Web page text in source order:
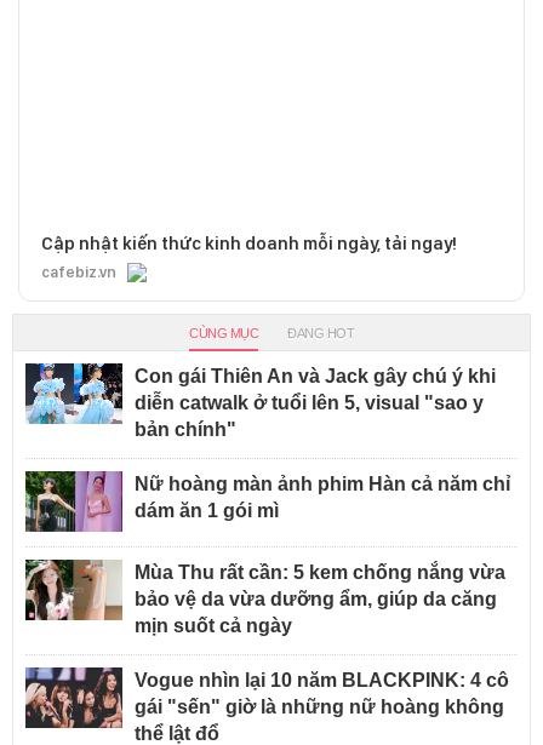
Cập nhật kiến thức kinh doanh mỗi ngày, tải ngay!
cafebiz.vn
CÙNG MỤC ĐANG HOT
Con gái Thiên An và Jack gây chú ý khi
diễn catwalk ở tuổi lên 5, visual "sao y
bản chính"
Nữ hoàng màn ảnh phim Hàn cả năm chỉ
dám ăn 1 gói mì
Mùa Thu rất cần: 5 kem chống nắng vừa
bảo vệ da vừa dưỡng ẩm, giúp da căng
mịn suốt cả ngày
Vogue nhìn lại 10 năm BLACKPINK: 4 cô
gái "sến" giờ là những nữ hoàng không
thể lật đổ